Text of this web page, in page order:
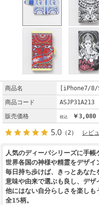
商品名
[iPhone7/8/
商品コード
ASJP31A213
販売価格
￥3,080
5.0 （2） レビ
人気のディーバシリーズに手帳
世界各国の神様や精霊をデザイ
毎日持ち歩けば、きっとあなた
意味や由来で選ぶも良し、デザ
他にはない自分らしさを楽しも
全15柄。